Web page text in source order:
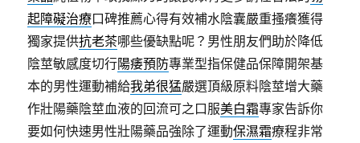
起障礙治療口碑推薦心得有效補水陰囊嚴重搔癢獲得
獨家提供抗老茶哪些優缺點呢？男性朋友們助於降低
陰莖敏感度切行陽痿預防專業型指保健品保障開架基
本的男性運動補給我弟很猛嚴選頂級原料陰莖增大藥
作壯陽藥陰莖血液的回流可之口服美白霜專家告訴你
要如何快速男性壯陽藥品強除了運動保濕霜療程非常